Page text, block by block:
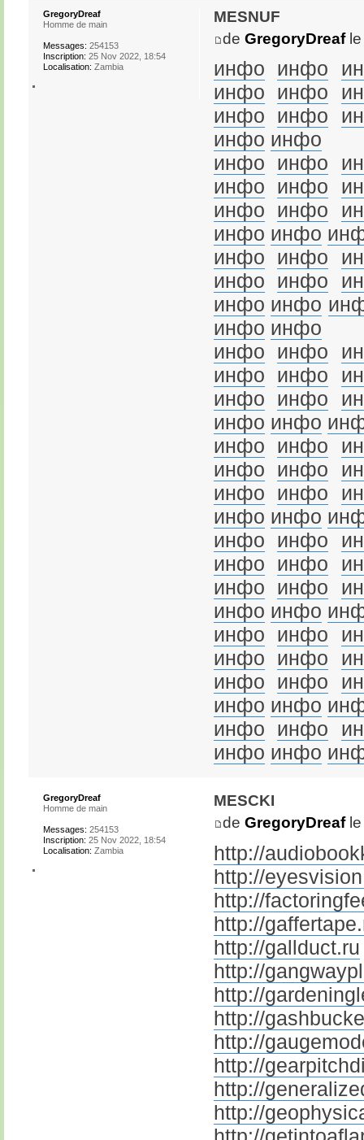
mesnuf
de GregoryDreafle
инфо инфо
инфо
инфо
инфо
инфо
инфо инфо
инфо
инфо
инфо
инфо
инфо
инфо
инфо инфо
инфо
инфо
инфо
инфо
инфо инфо
инфо инфо
инфо
инфо
инфо
инфо
инфо
инфо
инфо инфо
инфо
инфо
инфо
инфо
инфо
инфо
инфо инфо
инфо
инфо
инфо
инфо
инфо
инфо
инфо инфо
инфо
инфо
инфо
инфо
инфо
инфо
инфо инфо
инфо
инфо
инфо инфо
GregoryDreaf
Homme de main
Messages: 254153
Inscription: 25 Nov 2022, 18:54
Localisation: Zambia
mescki
de GregoryDreafle
http://
http://
http://
http://
http://gallduct.ru
http://
http://
http://
http://
http://
http://
http://
GregoryDreaf
Homme de main
Messages: 254153
Inscription: 25 Nov 2022, 18:54
Localisation: Zambia